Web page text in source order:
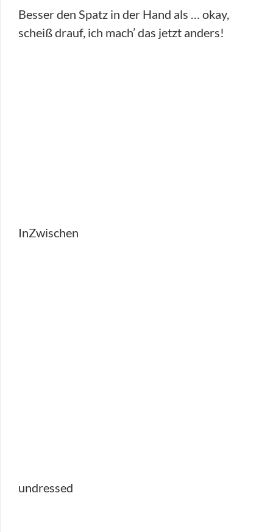
Besser den Spatz in der Hand als … okay,
scheiß drauf, ich mach’ das jetzt anders!
InZwischen
undressed